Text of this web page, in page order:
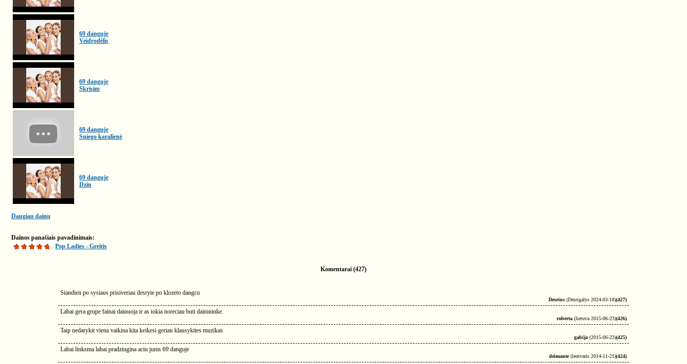
69 danguje
Veidrodėlis
69 danguje
Skrisim
69 danguje
Sniego karalienė
69 danguje
Dzin
Daugiau dainų
Dainos panašiais pavadinimais:
Pop Ladies - Greitis
Komentarai (427)
Siandien po sysiaus prisiveriau desryte po klozeto dangcu
Desrius (Desrigalys 2024-03-18)(427)
Labai gera grupe fainai dainuoja ir as tokia noreciau buti dainininke.
roberta (lietuva 2015-06-23)(426)
Taip nedarykit viena vaikina kita keikesi geriau klausykites muzikas
gabija (2015-06-23)(425)
Labai linksma labai pradziugina aciu jums 69 danguje
deimante(lentvaris 2014-11-21)(424)